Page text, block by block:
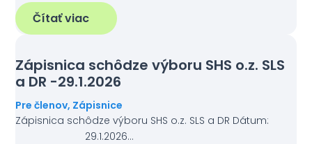
Čítať viac
Zápisnica schôdze výboru SHS o.z. SLS
a DR -29.1.2026
Pre členov, Zápisnice
Zápisnica schôdze výboru SHS o.z. SLS a DR Dátum:
29.1.2026…